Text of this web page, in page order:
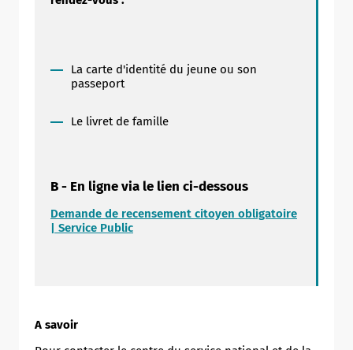
La carte d'identité du jeune ou son
passeport
Le livret de famille
B - En ligne via le lien ci-dessous
Demande de recensement citoyen obligatoire
| Service Public
A savoir